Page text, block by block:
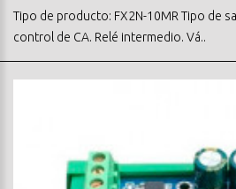
Tipo de producto: FX2N-10MR Tipo de
control de CA. Relé intermedio. Vá..